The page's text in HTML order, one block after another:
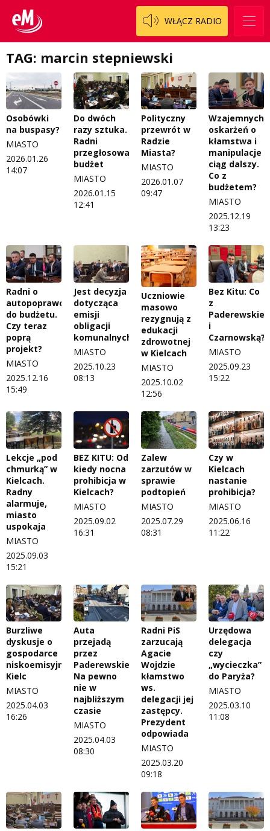
WŁĄCZ RADIO
TAG: marcin stepniewski
Osobówki
na buspasy?
MIASTO
2026.01.26
14:07
Do dwóch
razy sztuka.
Radni
przegłosowali
budżet
MIASTO
2026.01.15
12:41
Polityczny
przewrót w
Radzie
Miasta?
MIASTO
2026.01.07
09:47
Wzajemnych
oskarżeń o
kłamstwa i
manipulacje
ciąg dalszy.
Co z
budżetem?
MIASTO
2025.12.19
13:23
Radni o
autopoprawce
do budżetu.
Czy teraz
poprą
projekt?
MIASTO
2025.12.16
15:49
Jest decyzja
dotycząca
emisji
obligacji
komunalnych
MIASTO
2025.10.23
08:13
Uczniowie
masowo
rezygnują z
edukacji
zdrowotnej
w Kielcach
MIASTO
2025.10.02
12:56
Bez Kitu: Co
z
i
Czarnowską?
MIASTO
2025.09.23
15:22
Lekcje „pod
chmurką” w
Kielcach.
Radny
alarmuje,
miasto
uspokaja
MIASTO
2025.09.03
15:21
BEZ KITU: Od
kiedy nocna
prohibicja w
Kielcach?
MIASTO
2025.09.02
16:31
Zalew
zarzutów w
sprawie
podtopień
MIASTO
2025.07.29
08:31
Czy w
Kielcach
nastanie
prohibicja?
MIASTO
2025.06.16
11:22
Burzliwe
dyskusje o
gospodarce
niskoemisyjnej
Kielc
MIASTO
2025.04.03
16:26
Auta
przejadą
przez
Paderewskiego?
Na pewno
nie w
najbliższym
czasie
MIASTO
2025.04.03
08:30
Radni PiS
zarzucają
Agacie
Wojdzie
kłamstwo
ws.
delegacji jej
zastępcy.
Prezydent
odpowiada
MIASTO
2025.03.20
09:18
Urzędowa
delegacja
czy
„wycieczka”
do Paryża?
MIASTO
2025.03.10
11:08